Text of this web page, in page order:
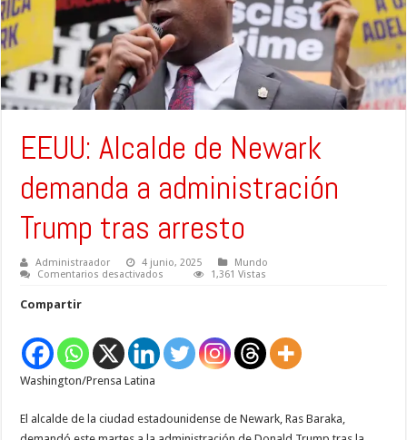
EEUU: Alcalde de Newark
demanda a administración
Trump tras arresto
Administraador 4 junio, 2025
Mundo
Comentarios desactivados
a
administración
Trump
1,361 Vistas
Compartir
Washington/Prensa Latina
El alcalde de la ciudad estadounidense de Newark, Ras Baraka,